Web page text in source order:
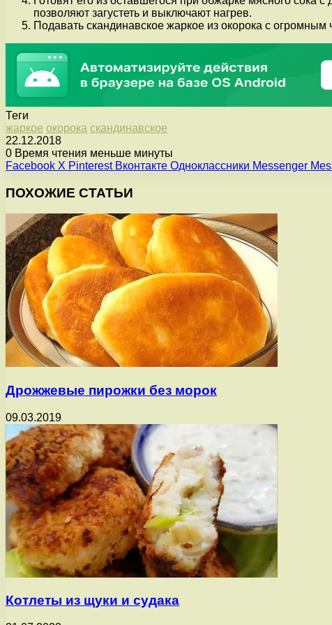
позволяют загустеть и выключают нагрев.
Подавать скандинавское жаркое из окорока с
Теги
жаркое окорока скандинавское
22.12.2018
0 Время чтения меньше минуты
Facebook X Pinterest Вконтакте Одноклассники Messenger
ПОХОЖИЕ СТАТЬИ
Дрожжевые пирожки без морок
09.03.2019
Котлеты из щуки и судака